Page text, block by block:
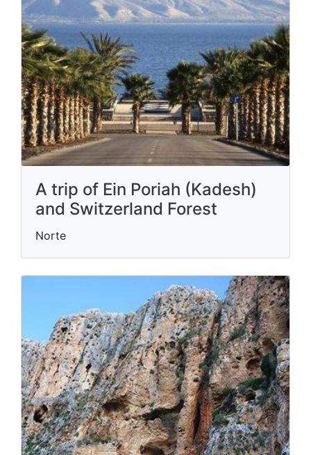
A trip of Ein Poriah (Kadesh)
and Switzerland Forest
Norte